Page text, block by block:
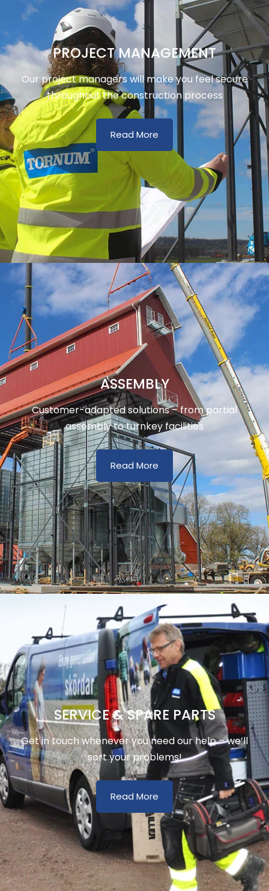
PROJECT MANAGEMENT
Our project managers will make you feel secure
throughout the construction process
Read More
ASSEMBLY
Customer-adapted solutions – from partial
assembly to turnkey facilities
Read More
SERVICE & SPARE PARTS
Get in touch whenever you need our help – we’ll
sort your problems!
Read More